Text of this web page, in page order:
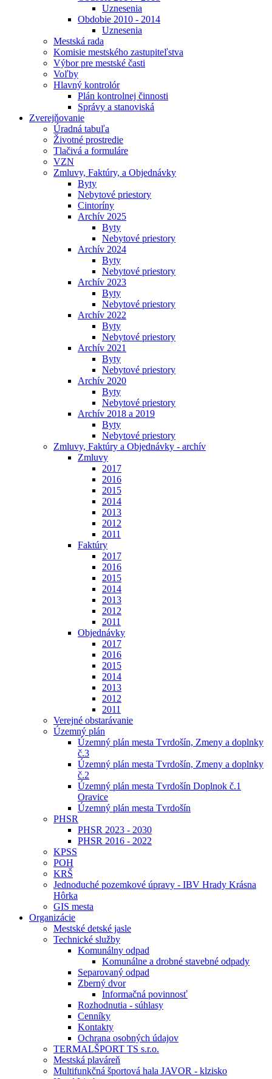
Uznesenia
Obdobie 2010 - 2014
Uznesenia
Mestská rada
Komisie mestského zastupiteľstva
Výbor pre mestské časti
Voľby
Hlavný kontrolór
Plán kontrolnej činnosti
Správy a stanoviská
Zverejňovanie
Úradná tabuľa
Životné prostredie
Tlačivá a formuláre
VZN
Zmluvy, Faktúry, a Objednávky
Byty
Nebytové priestory
Cintoríny
Archív 2025
Byty
Nebytové priestory
Archív 2024
Byty
Nebytové priestory
Archív 2023
Byty
Nebytové priestory
Archív 2022
Byty
Nebytové priestory
Archív 2021
Byty
Nebytové priestory
Archív 2020
Byty
Nebytové priestory
Archív 2018 a 2019
Byty
Nebytové priestory
Zmluvy, Faktúry a Objednávky - archív
Zmluvy
2017
2016
2015
2014
2013
2012
2011
Faktúry
2017
2016
2015
2014
2013
2012
2011
Objednávky
2017
2016
2015
2014
2013
2012
2011
Verejné obstarávanie
Územný plán
Územný plán mesta Tvrdošín, Zmeny a doplnky
č.3
Územný plán mesta Tvrdošín, Zmeny a doplnky
č.2
Územný plán mesta Tvrdošín Doplnok č.1
Oravice
Územný plán mesta Tvrdošín
PHSR
PHSR 2023 - 2030
PHSR 2016 - 2022
KPSS
POH
KRŠ
Jednoduché pozemkové úpravy - IBV Hrady Krásna
Hôrka
GIS mesta
Organizácie
Mestské detské jasle
Technické služby
Komunálny odpad
Komunálne a drobné stavebné odpady
Separovaný odpad
Zberný dvor
Informačná povinnosť
Rozhodnutia - súhlasy
Cenníky
Kontakty
Ochrana osobných údajov
TERMALŠPORT TS s.r.o.
Mestská plaváreň
Multifunkčná športová hala JAVOR - klzisko